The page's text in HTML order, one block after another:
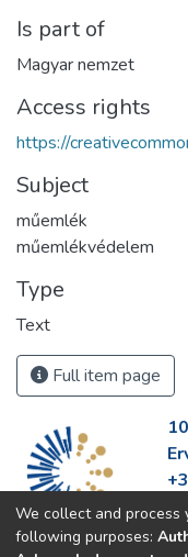
Is part of
Magyar nemzet
Access rights
https://
Subject
műemlék
műemlékvédelem
Type
Text
Full item page
We collect and process
following purposes: